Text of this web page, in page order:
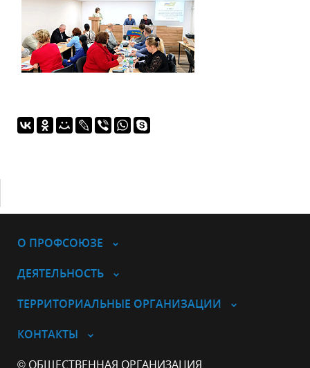
О ПРОФСОЮЗЕ
ДЕЯТЕЛЬНОСТЬ
ТЕРРИТОРИАЛЬНЫЕ ОРГАНИЗАЦИИ
КОНТАКТЫ
© ОБЩЕСТВЕННАЯ ОРГАНИЗАЦИЯ